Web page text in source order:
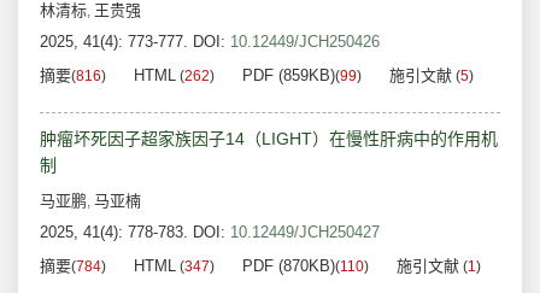
林清标, 王贵强
2025, 41(4): 773-777. DOI: 10.12449/JCH250426
摘要(816) HTML (262) PDF (859KB)(99) 施引文献 (5)
肿瘤坏死因子超家族因子14（LIGHT）在慢性肝病中的作用机
制
马亚鹏, 马亚楠
2025, 41(4): 778-783. DOI: 10.12449/JCH250427
摘要(784) HTML (347) PDF (870KB)(110) 施引文献 (1)